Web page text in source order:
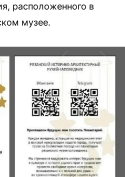
расположенного в
музее.